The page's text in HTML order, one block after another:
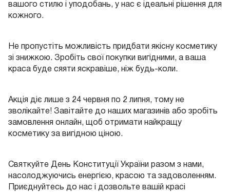
вашого стилю і уподобань, у нас є ідеальні рішення для
кожного.
Не пропустіть можливість придбати якісну косметику
зі знижкою. Зробіть свої покупки вигідними, а ваша
краса буде сяяти яскравіше, ніж будь-коли.
Акція діє лише з 24 червня по 2 липня, тому не
зволікайте! Завітайте до наших магазинів або зробіть
замовлення онлайн, щоб отримати найкращу
косметику за вигідною ціною.
Святкуйте День Конституції України разом з нами,
насолоджуючись енергією, красою та задоволенням.
Приєднуйтесь до нас і дозвольте вашій красі